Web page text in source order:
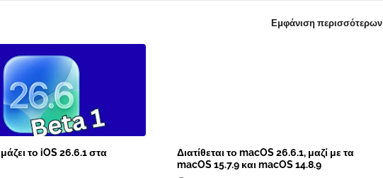
Εμφάνιση περισσότερων
το iOS 26.6.1 στα
Διατίθεται το macOS 26.6.1, μαζί με τα
macOS 15.7.9 και macOS 14.8.9